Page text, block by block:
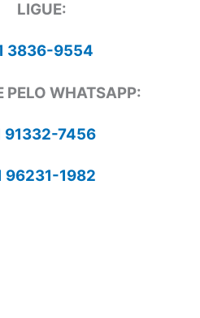
LIGUE:
3836-9554
PELO WHATSAPP:
91332-7456
96231-1982